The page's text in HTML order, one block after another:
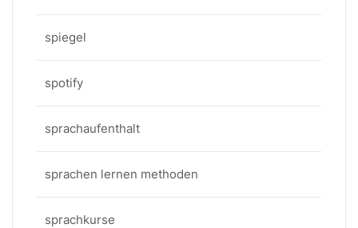
spiegel
spotify
sprachaufenthalt
sprachen lernen methoden
sprachkurse